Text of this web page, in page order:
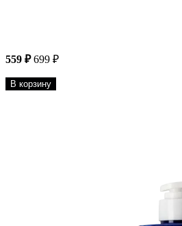
559 ₽ 699 ₽
В корзину